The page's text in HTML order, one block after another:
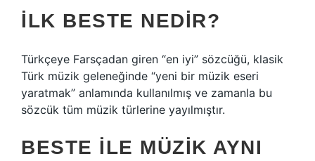
İLK BESTE NEDIR?
Türkçeye Farsçadan giren “en iyi” sözcüğü, klasik
Türk müzik geleneğinde “yeni bir müzik eseri
yaratmak” anlamında kullanılmış ve zamanla bu
sözcük tüm müzik türlerine yayılmıştır.
BESTE ILE MÜZIK AYNI